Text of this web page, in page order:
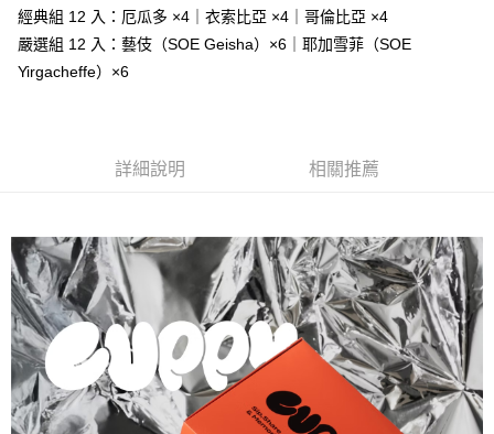
台新國際商業銀行
中國信託商業銀行
台灣樂天信用卡公司
全盈+PAY
大哥付你分期
相關說明
流程，驗證手機門號後，選擇欲分期的期數、繳款截止日，確認付款後即完
消。如遇「轉專審核」未通過狀況，表示未達大哥付你分期系統評分，恕無
法說明評估內容。
【繳款方式說明】
1.分期款項不併入電信帳單，「大哥付你分期」於每月結算日後寄送繳費提
醒簡訊。
2.透過簡訊連結打開帳單後，可選擇「超商條碼／台灣大直營門市／銀行轉
帳／街口支付／iPASS MONEY」等通路繳費。
【注意事項】
1.本服務係由「台灣大哥大股份有限公司」（以下簡稱本公司）所提供，讓
【關於「AFTEE先享後付」】
１．簡單：不需註冊會員、不需綁卡、不需儲值。
２．便利：只要手機號碼，簡訊認證，即可結帳。
３．安心：先確認商品／服務後，再付款。
【「AFTEE先享後付」結帳流程】
１．於結帳方式選擇「AFTEE先享後付」後，將跳轉至「AFTEE先享後付」
結帳頁面，進行簡訊認證並確認金額後，即可完成結帳。
２．訂單成立數日內，您將收到繳費通知簡訊。
３．收到繳費通知簡訊後14天內，點擊此簡訊中的連結，可透過四大超商／
ATM／網路銀行／等多元方式進行付款，方視為交易完成。
運送方式
cuppy 咖彼-宅配
每筆NT$75，滿NT$499(含以上)免運費
經典組 12 入：厄瓜多 ×4｜衣索比亞 ×4｜哥倫比亞 ×4
嚴選組 12 入：藝伎（SOE Geisha）×6｜耶加雪菲（SOE
Yirgacheffe）×6
詳細說明 相關推薦